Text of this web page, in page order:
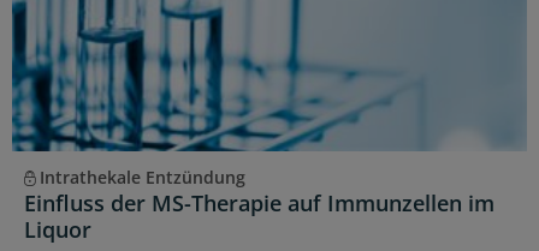
Intrathekale Entzündung
Einfluss der MS-Therapie auf Immunzellen im
Liquor